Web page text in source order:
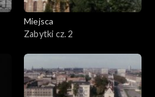
Miejsca
Zabytki cz. 2